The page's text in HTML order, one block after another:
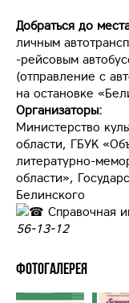
Добраться до
личным
-рейсовым
(отправление с
на остановке
Организаторы:
Министерство
области, ГБУК
литературно-
области»,
Белинского
Справочная
56-13-12
Фотогалерея